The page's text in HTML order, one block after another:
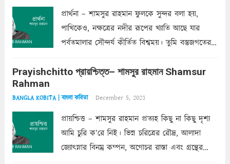
প্রার্থনা – শামসুর রাহমান ফুলকে সুন্দর বলা হয়,
পাখিকেও, নক্ষত্রের নদীর রূপের খ্যাতি আছে যার
পর্বতমালার সৌন্দর্য কীর্তিত বিশ্বময়। তুমি বস্তুজগতের
তার সুষমায় পার্থক্য অনেক। তোমাকে সুন্দরী বলা চলে,
Prayishchitto প্রায়শ্চিত্ত– শামসুর রাহমান Shamsur
Rahman
BANGLA KOBITA | বাংলা কবিতা December 5, 2023
প্রায়শ্চিত্ত – শামসুর রাহমান প্রত্যহ কিছু না কিছু দৃশ্য
আমি চুরি ক’রে নিই। ভিন্ন চরিত্রের রৌদ্র, আলাদা
জ্যোৎস্নার বিনম্র কম্পন, অগোচর রাস্তা এবং গ্রন্থের